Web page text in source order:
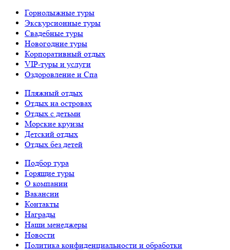
Горнолыжные туры
Экскурсионные туры
Свадебные туры
Новогодние туры
Корпоративный отдых
VIP-туры и услуги
Оздоровление и Спа
Пляжный отдых
Отдых на островах
Отдых с детьми
Морские круизы
Детский отдых
Отдых без детей
Подбор тура
Горящие туры
О компании
Вакансии
Контакты
Награды
Наши менеджеры
Новости
Политика конфиденциальности и обработки